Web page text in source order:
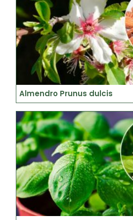
Almendro Prunus dulcis